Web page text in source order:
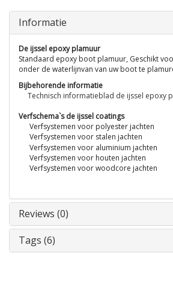
Informatie
De ijssel epoxy plamuur
Standaard epoxy boot plamuur, Geschikt
onder de waterlijnvan van uw boot te
Bijbehorende informatie
Technisch informatieblad de ijssel epoxy
Verfschema`s de ijssel coatings
Verfsystemen voor polyester jachten
Verfsystemen voor stalen jachten
Verfsystemen voor aluminium jachten
Verfsystemen voor houten jachten
Verfsystemen voor woodcore jachten
Reviews (0)
Tags (6)